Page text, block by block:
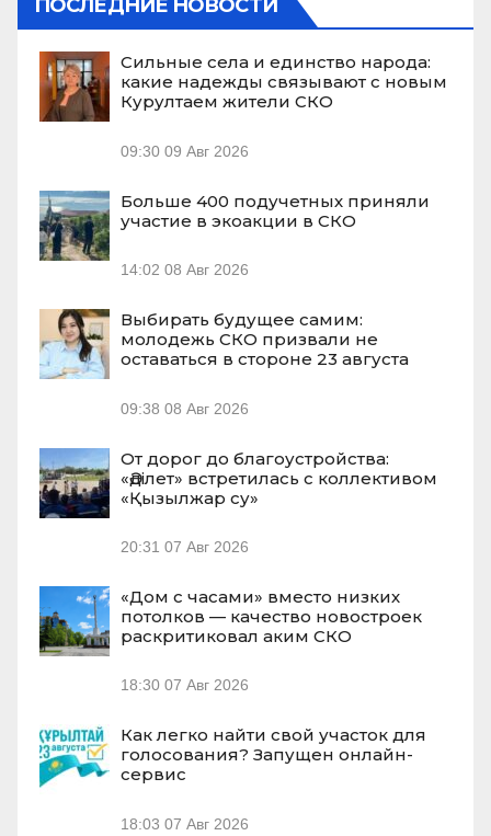
ПОСЛЕДНИЕ НОВОСТИ
Сильные села и единство народа:
какие надежды связывают с новым
Курултаем жители СКО
09:30 09 Авг 2026
Больше 400 подучетных приняли
участие в экоакции в СКО
14:02 08 Авг 2026
Выбирать будущее самим:
молодежь СКО призвали не
оставаться в стороне 23 августа
09:38 08 Авг 2026
От дорог до благоустройства:
«Әділет» встретилась с коллективом
«Қызылжар су»
20:31 07 Авг 2026
«Дом с часами» вместо низких
потолков — качество новостроек
раскритиковал аким СКО
18:30 07 Авг 2026
Как легко найти свой участок для
голосования? Запущен онлайн-
сервис
18:03 07 Авг 2026